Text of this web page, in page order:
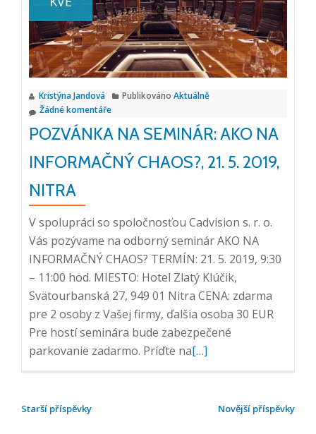
lístky
na
štvrťfinále
Majstrovstvá
sveta
Seminár:
AKO
Košice
Kristýna Jandová Publikováno Aktuálně
Žádné komentáře
POZVÁNKA NA SEMINÁR: AKO NA
INFORMAČNÝ CHAOS?, 21. 5. 2019,
NITRA
V spolupráci so spoločnosťou Cadvision s. r. o.
Vás pozývame na odborný seminár AKO NA
INFORMAČNÝ CHAOS? TERMÍN: 21. 5. 2019, 9:30
– 11:00 hod. MIESTO: Hotel Zlatý Klúčik,
Svätourbanská 27, 949 01 Nitra CENA: zdarma
pre 2 osoby z Vašej firmy, ďalšia osoba 30 EUR
Pre hostí seminára bude zabezpečené
parkovanie zadarmo. Príďte naPřečtěte
[…]
NAVIGACE
Starší příspěvky Novější příspěvky